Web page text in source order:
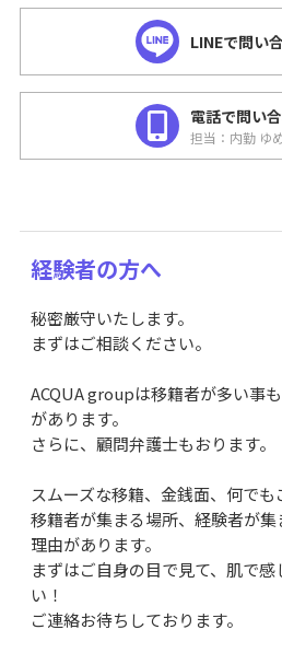
LINEで問い
電話で問い
担当：内勤 ゆ
経験者の方へ
秘密厳守いたします。
まずはご相談ください。
ACQUA groupは移籍者が多い事
があります。
さらに、顧問弁護士もおります。
スムーズな移籍、金銭面、何でも
移籍者が集まる場所、経験者が
理由があります。
まずはご自身の目で見て、肌で
い！
ご連絡お待ちしております。